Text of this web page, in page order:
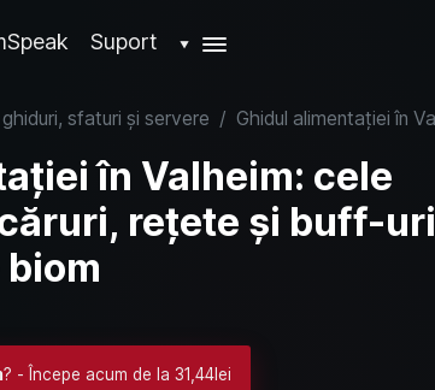
Suport ▼
sfaturi și servere /
în Valheim: cele
rețete și buff-uri
? - Începe acum de la 31,44lei